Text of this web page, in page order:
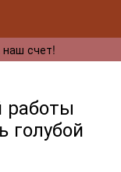
наш счет!
голубой